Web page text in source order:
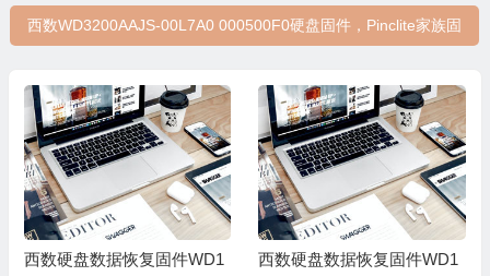
西数WD3200AAJS-00L7A0 000500F0硬盘固件，Pinclite家族固
西数硬盘数据恢复固件WD1
西数硬盘数据恢复固件WD1